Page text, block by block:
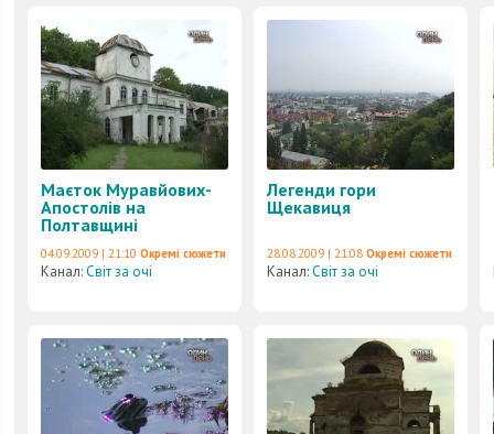
Маєток Муравйових-
Апостолів на
Полтавщині
04.09.2009 | 21:10 Окремі сюжети
Канал:Світ за очі
Легенди гори
Щекавиця
28.08.2009 | 21:08 Окремі сюжети
Канал:Світ за очі